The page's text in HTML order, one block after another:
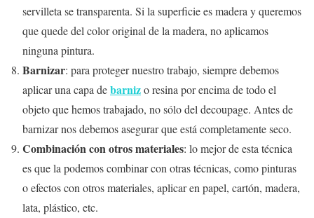
servilleta se transparenta. Si la superficie es madera y queremos
que quede del color original de la madera, no aplicamos
ninguna pintura.
Barnizar: para proteger nuestro trabajo, siempre debemos
aplicar una capa debarnizo resina por encima de todo el
objeto que hemos trabajado, no sólo del decoupage. Antes de
barnizar nos debemos asegurar que está completamente seco.
Combinación con otros materiales: lo mejor de esta técnica
es que la podemos combinar con otras técnicas, como pinturas
o efectos con otros materiales, aplicar en papel, cartón, madera,
lata, plástico, etc.